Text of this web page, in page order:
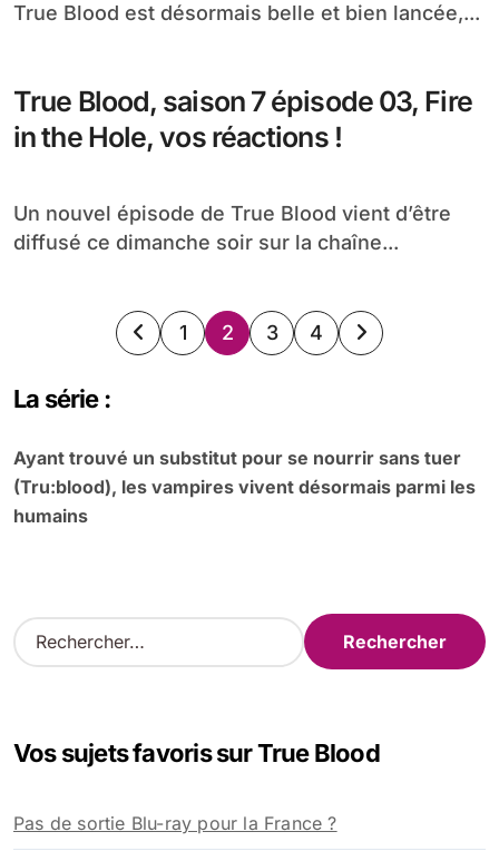
True Blood est désormais belle et bien lancée,...
True Blood, saison 7 épisode 03, Fire
in the Hole, vos réactions !
Un nouvel épisode de True Blood vient d’être
diffusé ce dimanche soir sur la chaîne...
Pagination
1 2 3 4
La série :
Ayant trouvé un substitut pour se nourrir sans tuer
(Tru:blood), les vampires vivent désormais parmi les
humains
R
e
r
e
r
Vos sujets favoris sur True Blood
Pas de sortie Blu-ray pour la France ?